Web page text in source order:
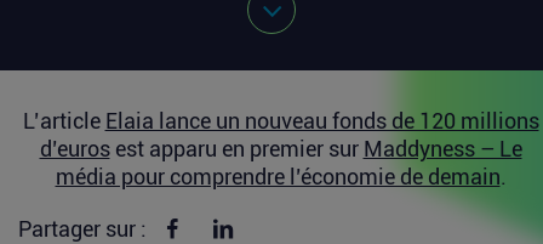
L’article Elaia lance un nouveau fonds de 120 millions
d’eurosest apparu en premier sur Maddyness – Le
média pour comprendre l’économie de demain.
Partager sur : Partager sur Facebook